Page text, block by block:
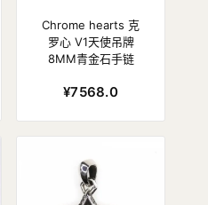
Chrome hearts 克
罗心 V1天使吊牌
8MM青金石手链
¥7568.0